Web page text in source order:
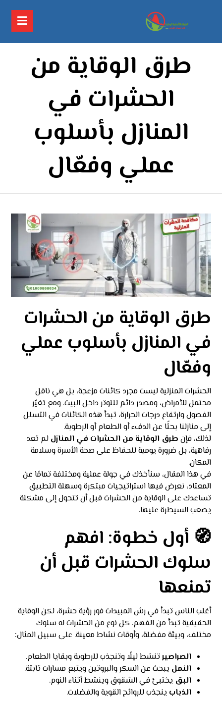
طرق الوقاية من
الحشرات في
المنازل بأسلوب
عملي وفعّال
طرق الوقاية من الحشرات
في المنازل بأسلوب عملي
وفعّال
الحشرات المنزلية ليست مجرد كائنات مزعجة، بل هي ناقل
محتمل للأمراض، ومصدر دائم للتوتر داخل البيت. ومع تغيّر
الفصول وارتفاع درجات الحرارة، تبدأ هذه الكائنات في التسلل
إلى منازلنا بحثًا عن الدفء أو الطعام أو الرطوبة.
لذلك، فإن طرق الوقاية من الحشرات في المنازل لم تعد
رفاهية، بل ضرورة يومية للحفاظ على صحة الأسرة وسلامة
المكان.
في هذا المقال، سنأخذك في جولة عملية ومختلفة تمامًا عن
المعتاد، نعرض فيها استراتيجيات مبتكرة وسهلة التطبيق
تساعدك على الوقاية من الحشرات قبل أن تتحول إلى مشكلة
يصعب السيطرة عليها.
🧭 أول خطوة: افهم
سلوك الحشرات قبل أن
تمنعها
أغلب الناس تبدأ في رش المبيدات فور رؤية حشرة، لكن الوقاية
الحقيقية تبدأ من الفهم. كل نوع من الحشرات له سلوك
مختلف، وبيئة مفضلة، وأوقات نشاط معينة. على سبيل المثال:
الصراصير تنشط ليلًا وتنجذب للرطوبة وبقايا الطعام.
النمل يبحث عن السكر والبروتين ويتبع مسارات ثابتة.
البق يختبئ في الشقوق وينشط أثناء النوم.
الذباب ينجذب للروائح القوية والفضلات.